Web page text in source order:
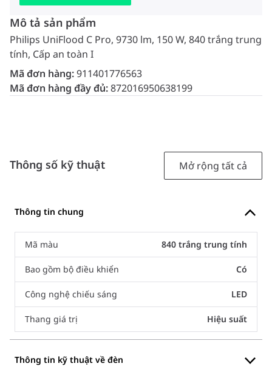
Mô tả sản phẩm
Philips UniFlood C Pro, 9730 lm, 150 W, 840 trắng trung
tính, Cấp an toàn I
Mã đơn hàng:911401776563
Mã đơn hàng đầy đủ:872016950638199
Thông số kỹ thuật Mở rộng tất cả
Thông tin chung
Mã màu 840 trắng trung tính
Bao gồm bộ điều khiển Có
Công nghệ chiếu sáng LED
Thang giá trị Hiệu suất
Thông tin kỹ thuật về đèn